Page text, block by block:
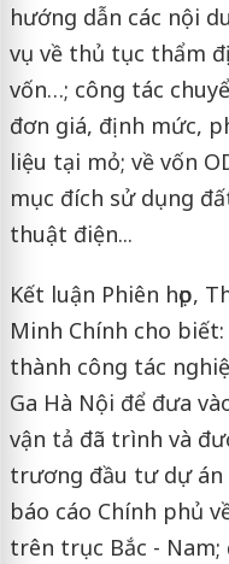
hướng dẫn các nội
vụ về thủ tục thẩm
vốn…; công tác
đơn giá, định mức,
liệu tại mỏ; về vốn
mục đích sử dụng
thuật điện...
Kết luận Phiên họp,
Minh Chính cho
thành công tác
Ga Hà Nội để đưa
vận tả đã trình và
trương đầu tư dự án
báo cáo Chính phủ
trên trục Bắc -